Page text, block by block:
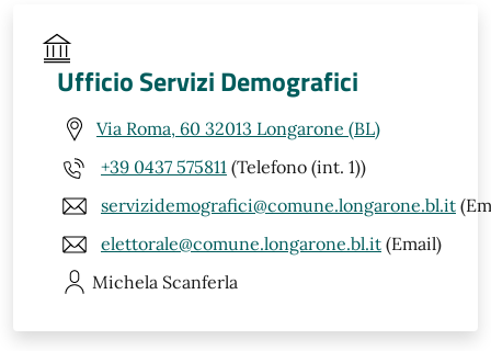
Ufficio Servizi Demografici
Via Roma, 60 32013 Longarone (BL)
+39 0437 575811 (Telefono (int. 1))
servizidemografici@comune.longarone.bl.it
elettorale@comune.longarone.bl.it (Email)
Michela Scanferla